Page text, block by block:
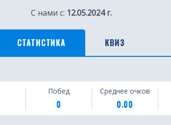
С нами с: 12.05.2024 г.
СТАТИСТИКА КВИЗ
Побед
0
Среднее очков
0.00